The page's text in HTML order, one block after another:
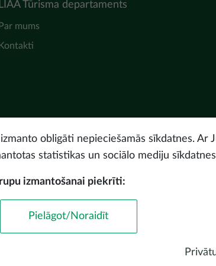
LIAA Tūrisma departaments
Par mums
Kontakti
© Latvijas Investīciju un
Piekļūstamības
obligāti nepieciešamās sīkdatnes. Ar
statistikas un sociālo mediju
izmantošanai piekrīti:
Pielāgot/Noraidīt